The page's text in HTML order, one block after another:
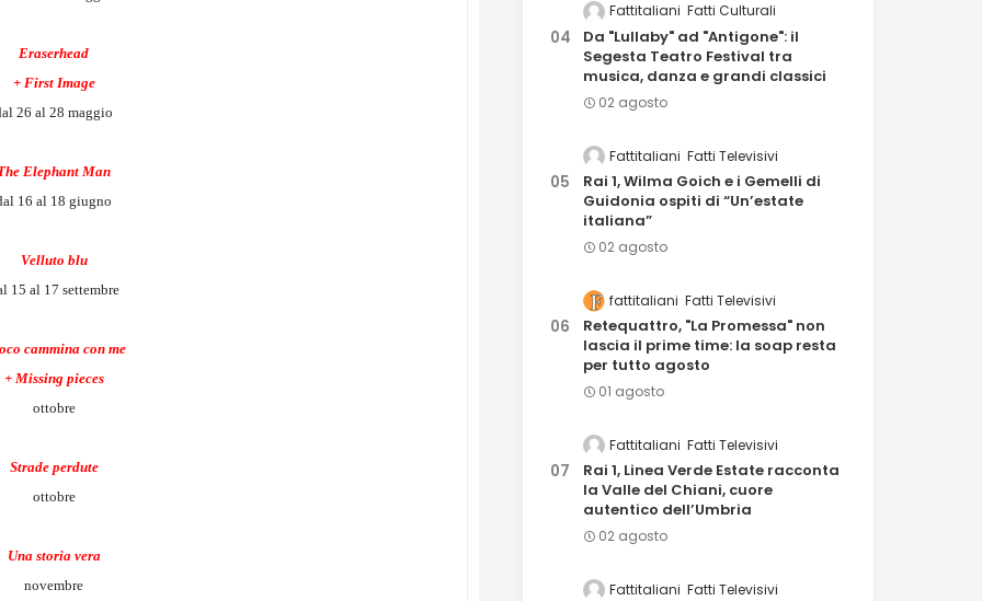
Eraserhead
+ First Image
26 al 28 maggio
Elephant Man
16 al 18 giugno
Velluto blu
15 al 17 settembre
cammina con me
+ Missing pieces
ottobre
Strade perdute
ottobre
Una storia vera
novembre
Fattitaliani Fatti Culturali
Da "Lullaby" ad "Antigone": il
Segesta Teatro Festival tra
musica, danza e grandi classici
02 agosto
Fattitaliani Fatti Televisivi
Rai 1, Wilma Goich e i Gemelli di
Guidonia ospiti di “Un’estate
italiana”
02 agosto
fattitaliani Fatti Televisivi
Retequattro, "La Promessa" non
lascia il prime time: la soap resta
per tutto agosto
01 agosto
Fattitaliani Fatti Televisivi
Rai 1, Linea Verde Estate racconta
la Valle del Chiani, cuore
autentico dell’Umbria
02 agosto
Fattitaliani Fatti Televisivi